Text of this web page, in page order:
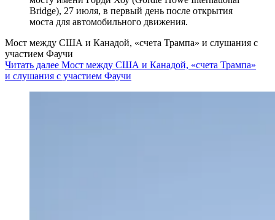
Мост между США и Канадой, «счета Трампа» и слушания с
участием Фаучи
Читать далее Мост между США и Канадой, «счета Трампа»
и слушания с участием Фаучи